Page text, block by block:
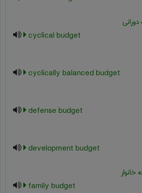
cyclical budget
cyclically balanced budget
defense budget
development budget
خانوار
family budget